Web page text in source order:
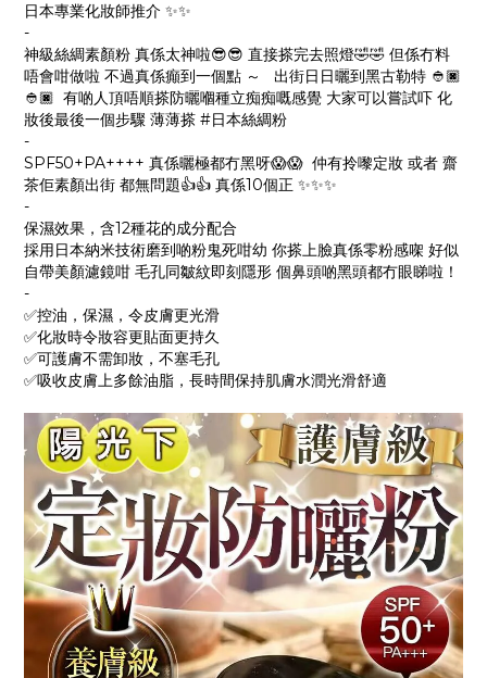
日本專業化妝師推介 ✨✨
-
神級絲綢素顏粉 真係太神啦😎😎 直接搽完去照燈🤣🤣 但係冇料
唔會咁做啦 不過真係癲到一個點 ～ 出街日日曬到黑古勒特 👲🏿
👲🏿 有啲人頂唔順搽防曬嗰種立痴痴嘅感覺 大家可以嘗試吓 化
妝後最後一個步驟 薄薄搽 #日本絲綢粉
-
SPF50+PA++++ 真係曬極都冇黑呀😱😱 仲有拎嚟定妝 或者 齋
茶佢素顏出街 都無問題👍👍 真係10個正 ✨✨✨
-
保濕效果，含12種花的成分配合
採用日本納米技術磨到啲粉鬼死咁幼 你搽上臉真係零粉感㗎 好似
自帶美顏濾鏡咁 毛孔同皺紋即刻隱形 個鼻頭啲黑頭都冇眼睇啦！
-
✅控油，保濕，令皮膚更光滑
✅化妝時令妝容更貼面更持久
✅可護膚不需卸妝，不塞毛孔
✅吸收皮膚上多餘油脂，長時間保持肌膚水潤光滑舒適